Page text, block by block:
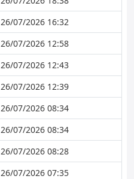
26/07/2026 16:32
26/07/2026 12:58
26/07/2026 12:43
26/07/2026 12:39
26/07/2026 08:34
26/07/2026 08:34
26/07/2026 08:28
26/07/2026 07:35